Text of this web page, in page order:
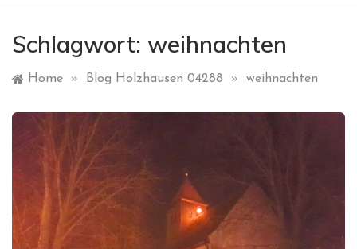
Schlagwort: weihnachten
Home » Blog Holzhausen 04288 » weihnachten